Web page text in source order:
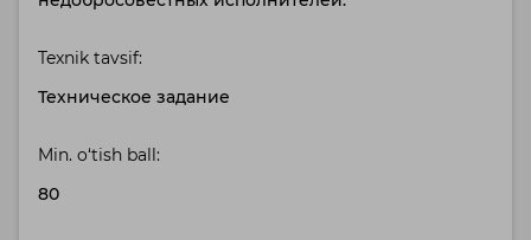
Texnik tavsif:
Техническое задание
Min. o‘tish ball:
80